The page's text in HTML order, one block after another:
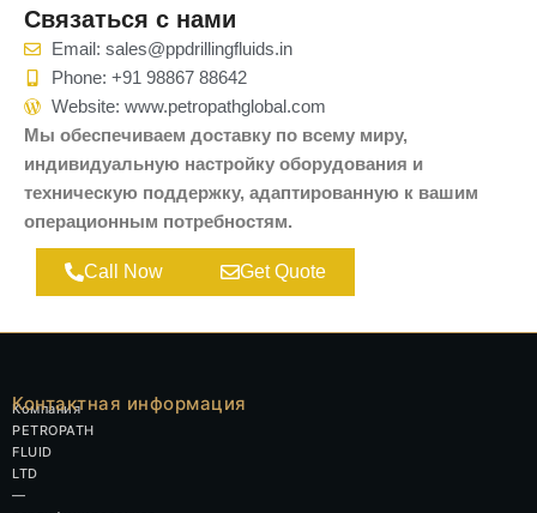
Связаться с нами
Email: sales@ppdrillingfluids.in
Phone: +91 98867 88642
Website: www.petropathglobal.com
Мы обеспечиваем доставку по всему миру,
индивидуальную настройку оборудования и
техническую поддержку, адаптированную к вашим
операционным потребностям.
Call Now Get Quote
Компания
PETROPATH
FLUID
LTD
—
Контактная информация